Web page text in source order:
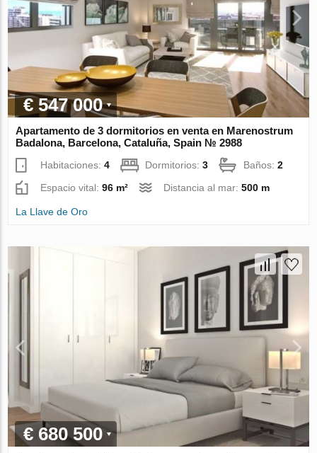
€ 547 000
Apartamento de 3 dormitorios en venta en Marenostrum
Badalona, Barcelona, Cataluña, Spain № 2988
Habitaciones:4 Dormitorios:3 Baños:2
Espacio vital:96 m² Distancia al mar:500 m
La Llave de Oro
€ 680 500